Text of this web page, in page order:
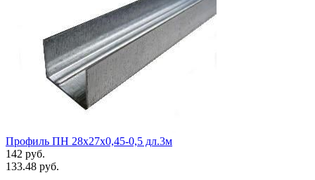
Профиль ПН 28х27х0,45-0,5 дл.3м
142 руб.
133.48 руб.